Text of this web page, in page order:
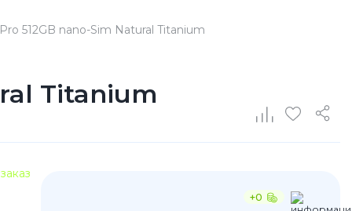
Max
512GB nano-Sim Natural Titanium
Titanium
+0